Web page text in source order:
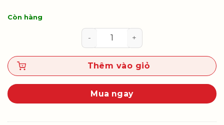
Còn hàng
Vở thực hành Hoạt động trải
Thêm vào giỏ
Mua ngay